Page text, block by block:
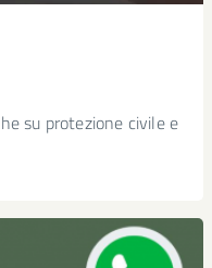
su protezione civile e